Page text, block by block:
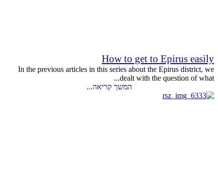
How to get to Epirus easily
In the previous articles in this series about the Epirus district, we
dealt with the question of what...
המשך קריאה...